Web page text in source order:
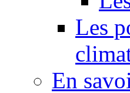
Les
En